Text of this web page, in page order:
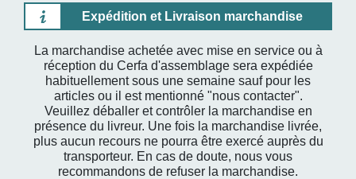
Expédition et Livraison marchandise
La marchandise achetée avec mise en service ou à
réception du Cerfa d'assemblage sera expédiée
habituellement sous une semaine sauf pour les
articles ou il est mentionné "nous contacter".
Veuillez déballer et contrôler la marchandise en
présence du livreur. Une fois la marchandise livrée,
plus aucun recours ne pourra être exercé auprès du
transporteur. En cas de doute, nous vous
recommandons de refuser la marchandise.